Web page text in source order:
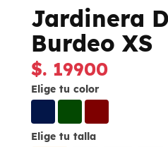
Jardinera
Burdeo XS
$. 19900
Elige tu color
Elige tu talla